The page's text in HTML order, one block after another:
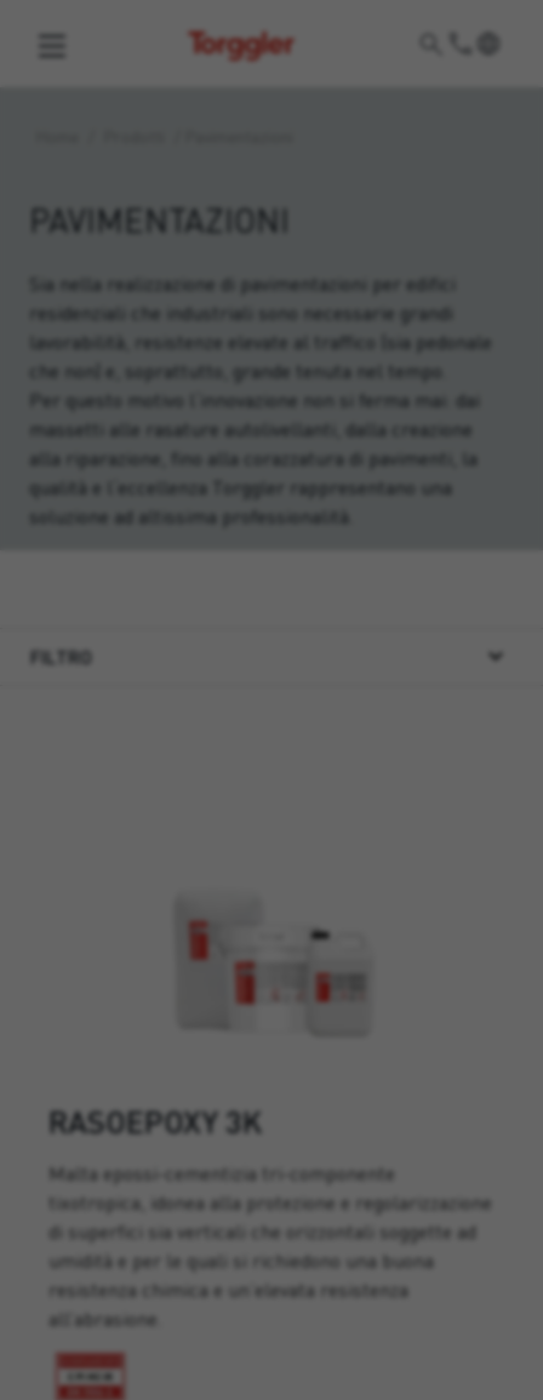
Torggler
PAVIMENTAZIONI
Sia nella realizzazione di pavimentazioni per edifici
residenziali che industriali sono necessarie grandi
lavorabilità, resistenze elevate al traffico (sia pedonale
che non) e, soprattutto, grande tenuta nel tempo.
Per questo motivo l‘innovazione non si ferma mai: dai
massetti alle rasature autolivellanti, dalla creazione
alla riparazione, fino alla corazzatura di pavimenti, la
qualità e l‘eccellenza Torggler rappresentano una
soluzione ad altissima professionalità.
FILTRO
RASOEPOXY 3K
Malta epossi-cementizia tri-componente
tixotropica, idonea alla protezione e regolarizzazione
di superfici sia verticali che orizzontali soggette ad
umidità e per le quali si richiedono una buona
resistenza chimica e un’elevata resistenza
all’abrasione.